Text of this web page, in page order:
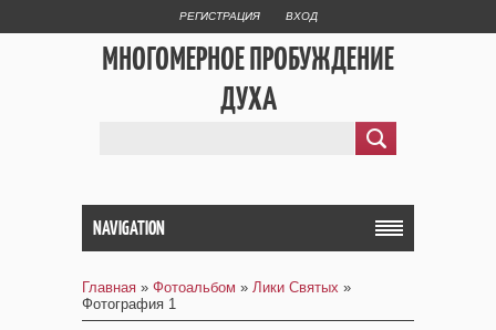
РЕГИСТРАЦИЯ ВХОД
МНОГОМЕРНОЕ ПРОБУЖДЕНИЕ
ДУХА
NAVIGATION
Главная » Фотоальбом » Лики Святых »
Фотография 1